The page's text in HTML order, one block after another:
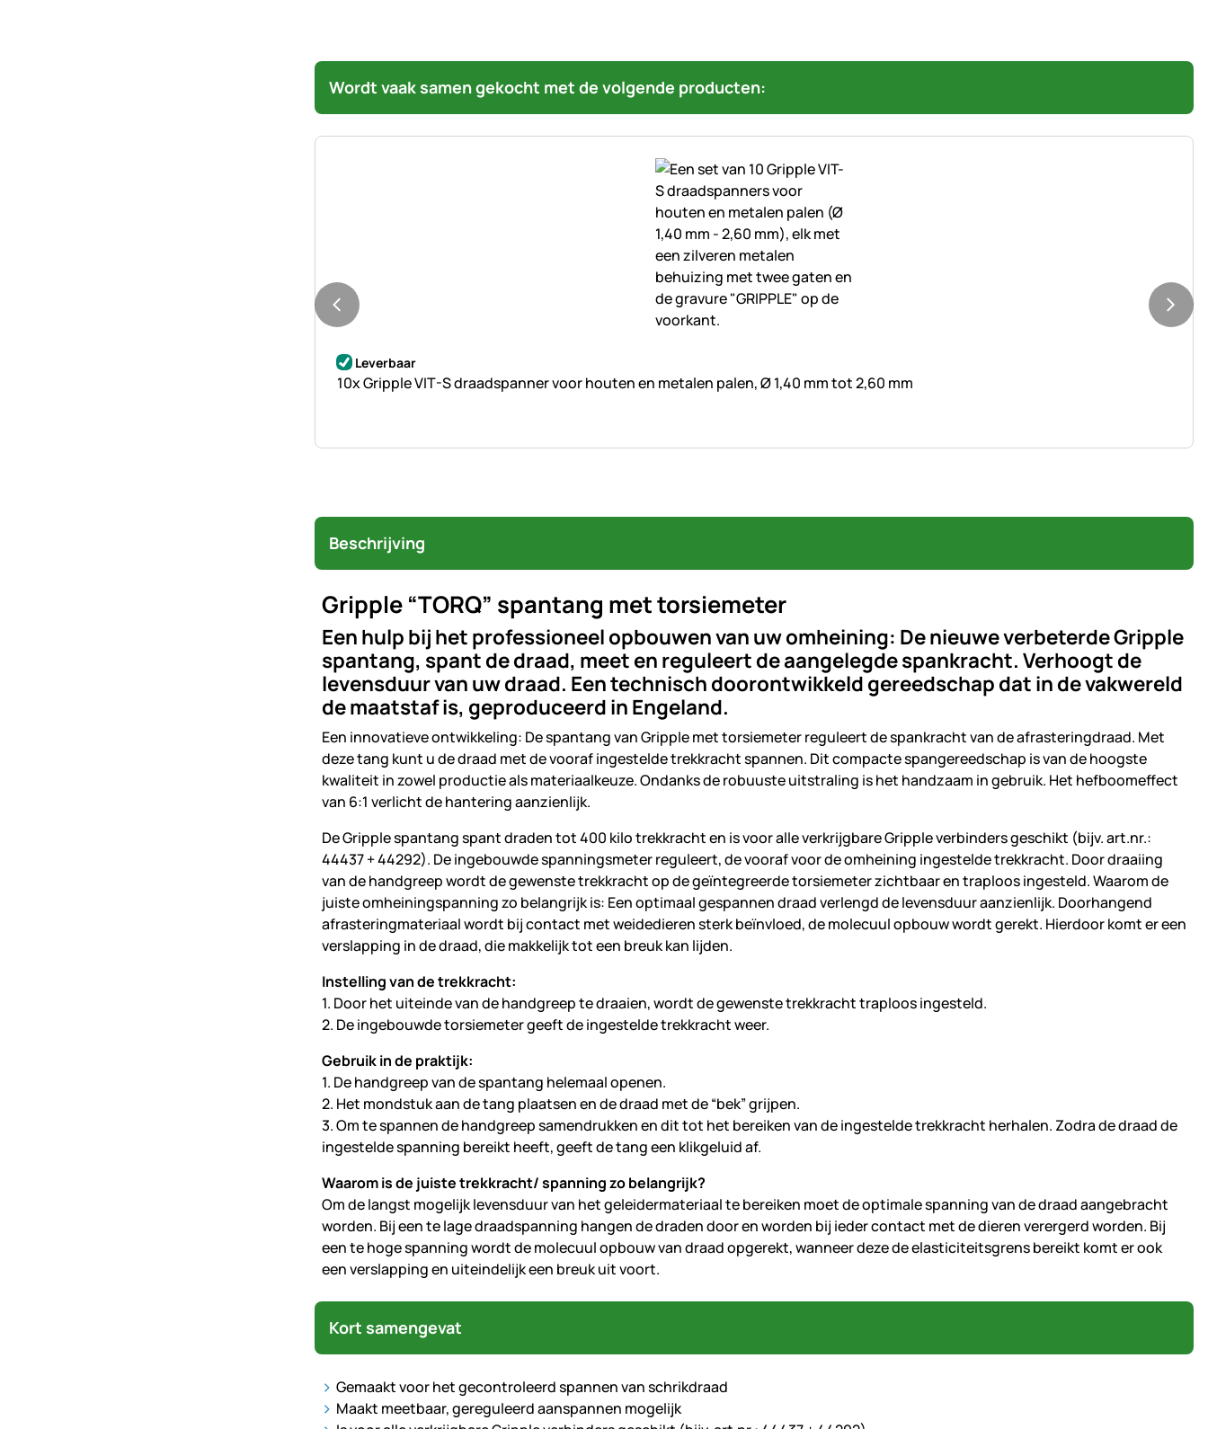
Wordt vaak samen gekocht met de volgende producten:
Nog geen beoordelingen geplaatst
Leverbaar
10x Gripple VIT-S draadspanner voor houten en metalen palen, Ø 1,40 mm tot 2,60 mm
Beschrijving
Gripple “TORQ” spantang met torsiemeter
Een hulp bij het professioneel opbouwen van uw omheining: De nieuwe verbeterde Gripple
spantang, spant de draad, meet en reguleert de aangelegde spankracht. Verhoogt de
levensduur van uw draad. Een technisch doorontwikkeld gereedschap dat in de vakwereld
de maatstaf is, geproduceerd in Engeland.
Een innovatieve ontwikkeling: De spantang van Gripple met torsiemeter reguleert de spankracht van de afrasteringdraad. Met
deze tang kunt u de draad met de vooraf ingestelde trekkracht spannen. Dit compacte spangereedschap is van de hoogste
kwaliteit in zowel productie als materiaalkeuze. Ondanks de robuuste uitstraling is het handzaam in gebruik. Het hefboomeffect
van 6:1 verlicht de hantering aanzienlijk.
De Gripple spantang spant draden tot 400 kilo trekkracht en is voor alle verkrijgbare Gripple verbinders geschikt (bijv. art.nr.:
44437 + 44292). De ingebouwde spanningsmeter reguleert, de vooraf voor de omheining ingestelde trekkracht. Door draaiing
van de handgreep wordt de gewenste trekkracht op de geïntegreerde torsiemeter zichtbaar en traploos ingesteld. Waarom de
juiste omheiningspanning zo belangrijk is: Een optimaal gespannen draad verlengd de levensduur aanzienlijk. Doorhangend
afrasteringmateriaal wordt bij contact met weidedieren sterk beïnvloed, de molecuul opbouw wordt gerekt. Hierdoor komt er een
verslapping in de draad, die makkelijk tot een breuk kan lijden.
Instelling van de trekkracht:
1. Door het uiteinde van de handgreep te draaien, wordt de gewenste trekkracht traploos ingesteld.
2. De ingebouwde torsiemeter geeft de ingestelde trekkracht weer.
Gebruik in de praktijk:
1. De handgreep van de spantang helemaal openen.
2. Het mondstuk aan de tang plaatsen en de draad met de “bek” grijpen.
3. Om te spannen de handgreep samendrukken en dit tot het bereiken van de ingestelde trekkracht herhalen. Zodra de draad de
ingestelde spanning bereikt heeft, geeft de tang een klikgeluid af.
Waarom is de juiste trekkracht/ spanning zo belangrijk?
Om de langst mogelijk levensduur van het geleidermateriaal te bereiken moet de optimale spanning van de draad aangebracht
worden. Bij een te lage draadspanning hangen de draden door en worden bij ieder contact met de dieren verergerd worden. Bij
een te hoge spanning wordt de molecuul opbouw van draad opgerekt, wanneer deze de elasticiteitsgrens bereikt komt er ook
een verslapping en uiteindelijk een breuk uit voort.
Kort samengevat
Gemaakt voor het gecontroleerd spannen van schrikdraad
Maakt meetbaar, gereguleerd aanspannen mogelijk